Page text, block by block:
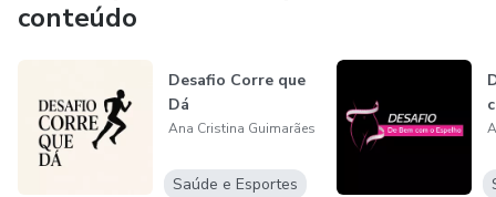
conteúdo
Desafio Corre que
Dá
Ana Cristina Guimarães
Saúde e Esportes